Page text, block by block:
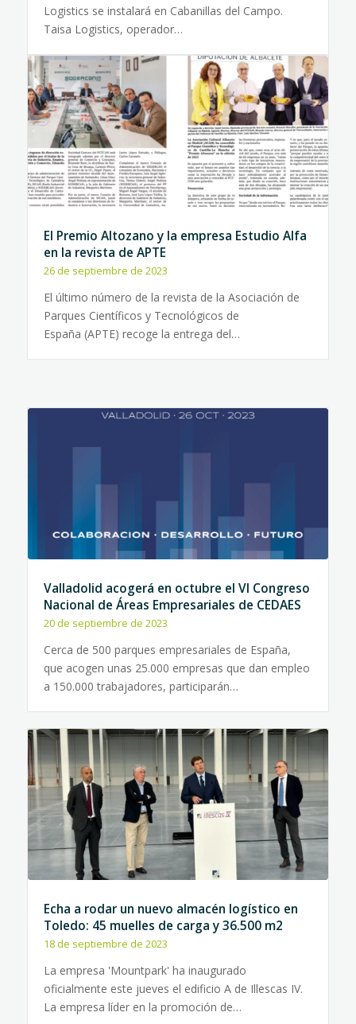
Logistics se instalará en Cabanillas del Campo.
Taisa Logistics, operador…
El Premio Altozano y la empresa Estudio Alfa
en la revista de APTE
26 de septiembre de 2023
El último número de la revista de la Asociación de
Parques Científicos y Tecnológicos de
España (APTE) recoge la entrega del…
Valladolid acogerá en octubre el VI Congreso
Nacional de Áreas Empresariales de CEDAES
20 de septiembre de 2023
Cerca de 500 parques empresariales de España,
que acogen unas 25.000 empresas que dan empleo
a 150.000 trabajadores, participarán…
Echa a rodar un nuevo almacén logístico en
Toledo: 45 muelles de carga y 36.500 m2
18 de septiembre de 2023
La empresa 'Mountpark' ha inaugurado
oficialmente este jueves el edificio A de Illescas IV.
La empresa líder en la promoción de…